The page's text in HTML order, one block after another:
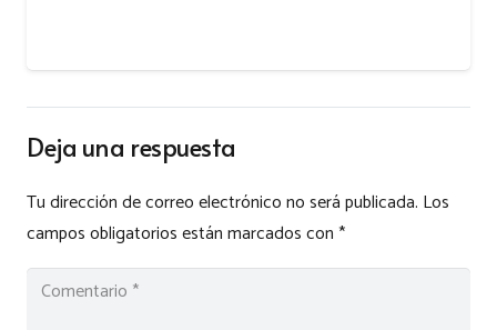
Deja una respuesta
Tu dirección de correo electrónico no será publicada. Los
campos obligatorios están marcados con*